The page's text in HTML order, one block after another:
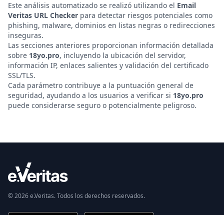
Este análisis automatizado se realizó utilizando el Email
Veritas URL Checker para detectar riesgos potenciales como
phishing, malware, dominios en listas negras o redirecciones
inseguras.
Las secciones anteriores proporcionan información detallada
sobre 18yo.pro, incluyendo la ubicación del servidor,
información IP, enlaces salientes y validación del certificado
SSL/TLS.
Cada parámetro contribuye a la puntuación general de
seguridad, ayudando a los usuarios a verificar si 18yo.pro
puede considerarse seguro o potencialmente peligroso.
© 2026 e.Veritas. Todos los derechos reservados.